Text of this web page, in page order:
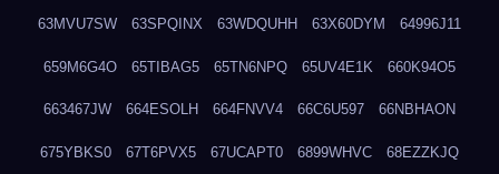
63MVU7SW 63SPQINX 63WDQUHH 63X60DYM 64996J11
659M6G4O 65TIBAG5 65TN6NPQ 65UV4E1K 660K94O5
663467JW 664ESOLH 664FNVV4 66C6U597 66NBHAON
675YBKS0 67T6PVX5 67UCAPT0 6899WHVC 68EZZKJQ